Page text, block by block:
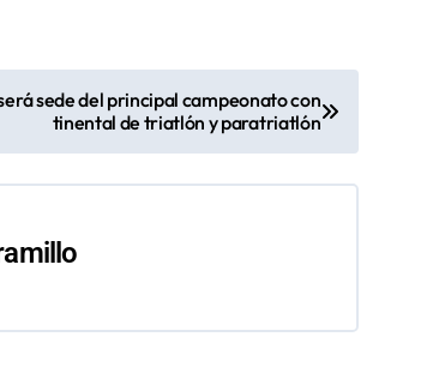
sede del principal campeonato con
tinental de triatlón y paratriatlón